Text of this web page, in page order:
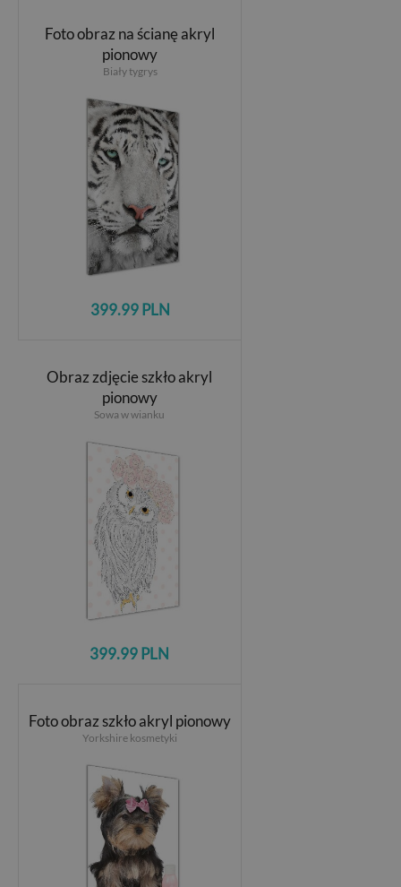
Foto obraz na ścianę akryl
pionowy
Biały tygrys
399.99 PLN
Obraz zdjęcie szkło akryl
pionowy
Sowa w wianku
399.99 PLN
Foto obraz szkło akryl pionowy
Yorkshire kosmetyki